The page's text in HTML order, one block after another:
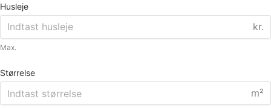
Husleje
kr.
Max.
Størrelse
m²